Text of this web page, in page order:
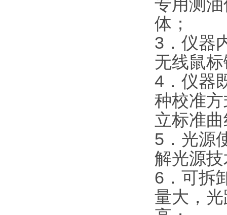
专用测
体；
3．仪器
无线鼠
4．仪器
种校准
立标准
5．光源
解光源
6．可拆
量大，